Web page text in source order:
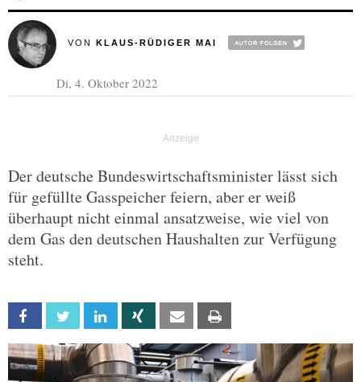
VON KLAUS-RÜDIGER MAI
Di, 4. Oktober 2022
Der deutsche Bundeswirtschaftsminister lässt sich
für gefüllte Gasspeicher feiern, aber er weiß
überhaupt nicht einmal ansatzweise, wie viel von
dem Gas den deutschen Haushalten zur Verfügung
steht.
Facebook Twitter Linkedin Xing Email